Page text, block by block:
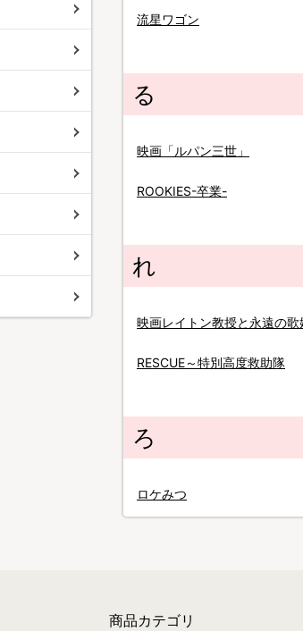
流星ワゴン
る
映画「ルパン三世」
ROOKIES-卒業-
れ
映画レイトン教授と永遠の歌
RESCUE～特別高度救助隊
ろ
ロケみつ
商品カテゴリ